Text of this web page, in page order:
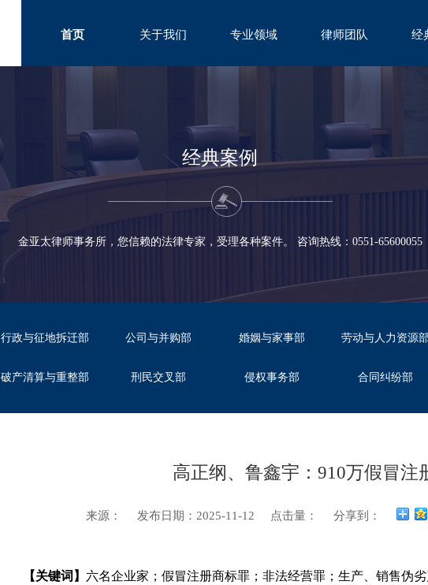
首页 关于我们
ABOUT
专业领域
FIELD
律师团队
TEAM
经
经典案例
金亚太律师事务所，您信赖的法律专家，受理各种案件。 咨询热线：0551-65600055
行政与征地拆迁部 公司与并购部 婚姻与家事部 劳动与人力资源
破产清算与重整部 刑民交叉部 侵权事务部 合同纠纷部
高正纲、鲁鑫宇：910万假冒注
来源： 发布日期：2025-11-12 点击量： 分享到：
【关键词】 六名企业家；假冒注册商标罪；非法经营罪；生产、销售伪